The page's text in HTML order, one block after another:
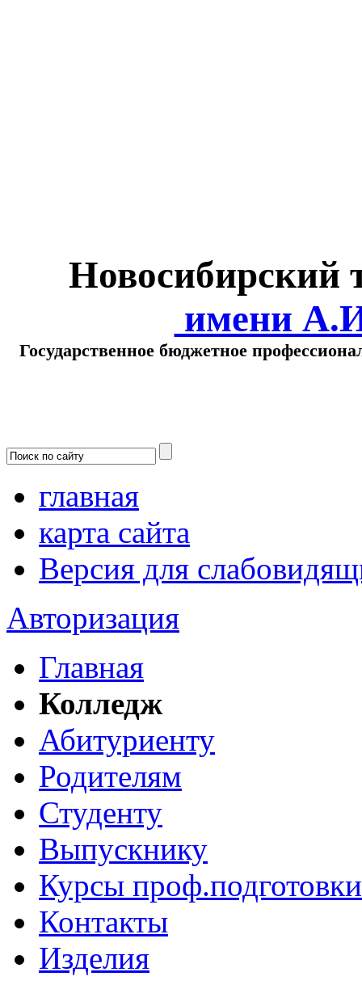
Новосибирский
имени
Государственное бюджетное
главная
карта сайта
Версия для
Авторизация
Главная
Колледж
Абитуриенту
Родителям
Студенту
Выпускнику
Курсы проф.подготовки
Контакты
Изделия